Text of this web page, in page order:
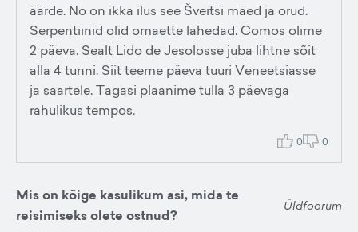
äärde. No on ikka ilus see Šveitsi mäed ja orud.
Serpentiinid olid omaette lahedad. Comos olime
2 päeva. Sealt Lido de Jesolosse juba lihtne sõit
alla 4 tunni. Siit teeme päeva tuuri Veneetsiasse
ja saartele. Tagasi plaanime tulla 3 päevaga
rahulikus tempos.
0 0
Mis on kõige kasulikum asi, mida te
reisimiseks olete ostnud?
Üldfoorum